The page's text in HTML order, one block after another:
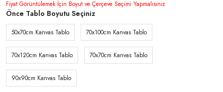
Fiyat Görüntülemek İçin Boyut ve Çerçeve Seçimi Yapmalısınız
Önce Tablo Boyutu Seçiniz
50x70cm Kanvas Tablo 70x100cm Kanvas Tablo
70x120cm Kanvas Tablo 70x70cm Kanvas Tablo
90x90cm Kanvas Tablo